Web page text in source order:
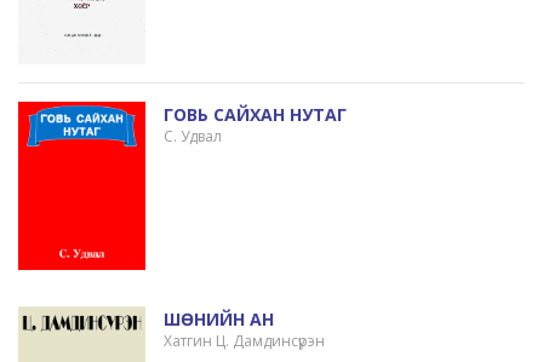
ГОВЬ САЙХАН НУТАГ
С. Удвал
ШӨНИЙН АН
Хатгин Ц. Дамдинсүрэн